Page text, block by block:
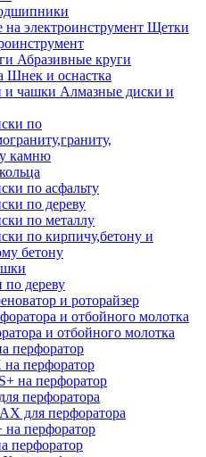
Щетки
Абразивные круги
Шнек и оснастка
Алмазные диски и
по
камню
по асфальту
по дереву
по металлу
по кирпичу,бетону и
бетону
дереву
и роторайзер
и отбойного молотка
перфоратор
перфоратор
на перфоратор
перфоратора
для перфоратора
на перфоратор
перфоратор